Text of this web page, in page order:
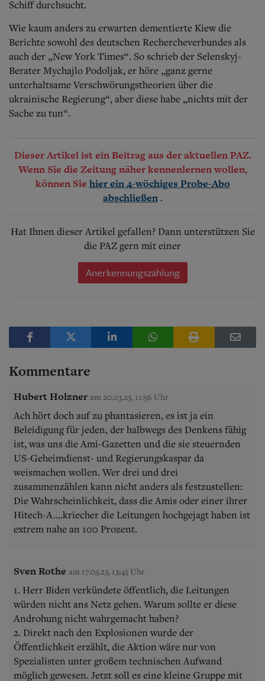
Schiff durchsucht.
Wie kaum anders zu erwarten dementierte Kiew die
Berichte sowohl des deutschen Rechercheverbundes als
auch der „New York Times“. So schrieb der Selenskyj-
Berater Mychajlo Podoljak, er höre „ganz gerne
unterhaltsame Verschwörungstheorien über die
ukrainische Regierung“, aber diese habe „nichts mit der
Sache zu tun“.
Dieser Artikel ist ein Beitrag aus der aktuellen PAZ.
Wenn Sie die Zeitung näher kennenlernen wollen,
können Sie hier ein 4-wöchiges Probe-Abo
abschließen .
Hat Ihnen dieser Artikel gefallen? Dann unterstützen Sie
die PAZ gern mit einer
Anerkennungszahlung
Kommentare
Hubert Holzner am 20.03.23, 11:56 Uhr
Ach hört doch auf zu phantasieren, es ist ja ein
Beleidigung für jeden, der halbwegs des Denkens fähig
ist, was uns die Ami-Gazetten und die sie steuernden
US-Geheimdienst- und Regierungskaspar da
weismachen wollen. Wer drei und drei
zusammenzählen kann nicht anders als festzustellen:
Die Wahrscheinlichkeit, dass die Amis oder einer ihrer
Hitech-A....kriecher die Leitungen hochgejagt haben ist
extrem nahe an 100 Prozent.
Sven Rothe am 17.03.23, 13:45 Uhr
1. Herr Biden verkündete öffentlich, die Leitungen
würden nicht ans Netz gehen. Warum sollte er diese
Androhung nicht wahrgemacht haben?
2. Direkt nach den Explosionen wurde der
Öffentlichkeit erzählt, die Aktion wäre nur von
Spezialisten unter großem technischen Aufwand
möglich gewesen. Jetzt soll es eine kleine Gruppe mit